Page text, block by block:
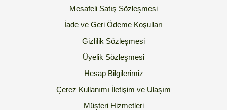
Mesafeli Satış Sözleşmesi
İade ve Geri Ödeme Koşulları
Gizlilik Sözleşmesi
Üyelik Sözleşmesi
Hesap Bilgilerimiz
Çerez Kullanımı İletişim ve Ulaşım
Müşteri Hizmetleri